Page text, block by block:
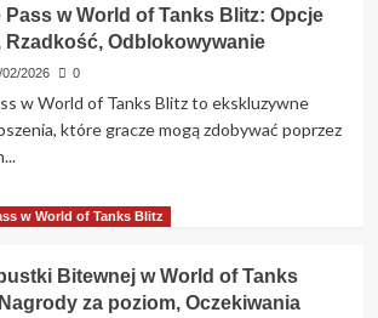
w World of Tanks Blitz: Opcje
Rzadkość, Odblokowywanie
02/2026 0
w World of Tanks Blitz to ekskluzywne
które gracze mogą zdobywać poprzez
w World of Tanks Blitz
Bitewnej w World of Tanks
za poziom, Oczekiwania